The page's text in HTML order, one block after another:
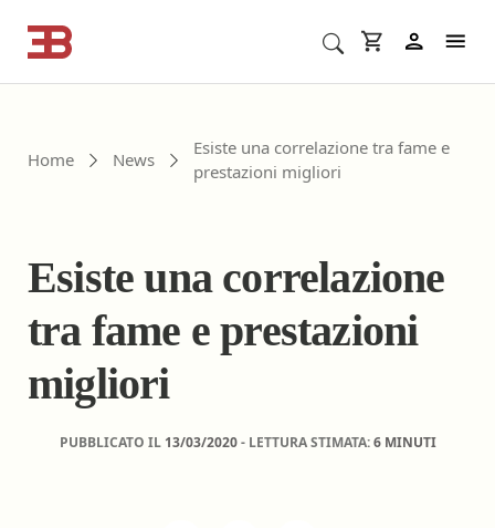
Home News
Esiste una correlazione tra fame e
prestazioni migliori
Esiste una correlazione
tra fame e prestazioni
migliori
PUBBLICATO IL 13/03/2020- LETTURA STIMATA:6 MINUTI